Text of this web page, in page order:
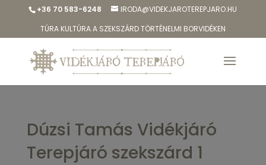
+36 70 583-6248
IRODA@VIDEKJAROTEREPJARO.HU
TÚRA KULTÚRA A SZEKSZÁRD TÖRTÉNELMI BORVIDÉKEN
Dúzsi Tamás Vidékjáró
Terepjáró szekszárd 1